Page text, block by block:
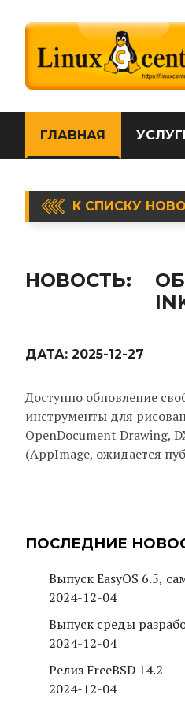
ГЛАВНАЯ
К СПИСКУ
НОВОСТЬ:
ДАТА: 2025-12-27
Доступно обновление
инструменты для
OpenDocument Drawing,
(AppImage, ожидается
ПОСЛЕДНИЕ
Выпуск EasyOS 6.5,
2024-12-04
Выпуск среды
2024-12-04
Релиз FreeBSD 14.2
2024-12-04